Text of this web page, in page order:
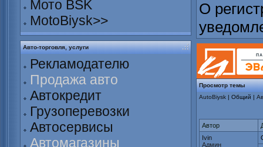
Мото BSK
MotoBiysk>>
Авто-торговля, услуги
Рекламодателю
Продажа авто
Автокредит
Грузоперевозки
Автосервисы
Автомагазины
О
Просмотр темы
AutoBiysk | Общий |
Автор
Ivin
Админ